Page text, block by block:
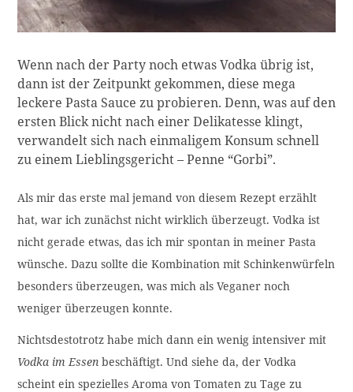
Wenn nach der Party noch etwas Vodka übrig ist,
dann ist der Zeitpunkt gekommen, diese mega
leckere Pasta Sauce zu probieren. Denn, was auf den
ersten Blick nicht nach einer Delikatesse klingt,
verwandelt sich nach einmaligem Konsum schnell
zu einem Lieblingsgericht – Penne “Gorbi”.
Als mir das erste mal jemand von diesem Rezept erzählt
hat, war ich zunächst nicht wirklich überzeugt. Vodka ist
nicht gerade etwas, das ich mir spontan in meiner Pasta
wünsche. Dazu sollte die Kombination mit Schinkenwürfeln
besonders überzeugen, was mich als Veganer noch
weniger überzeugen konnte.
Nichtsdestotrotz habe mich dann ein wenig intensiver mit
Vodka im Essen beschäftigt. Und siehe da, der Vodka
scheint ein spezielles Aroma von Tomaten zu Tage zu